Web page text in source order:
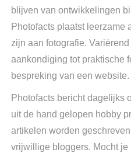
blijven van ontwikkelingen
Photofacts plaatst leerzame
zijn aan fotografie.
aankondiging tot praktische
bespreking van een website.
Photofacts bericht dagelijks
uit de hand gelopen hobby
artikelen worden
vrijwillige bloggers. Mocht je